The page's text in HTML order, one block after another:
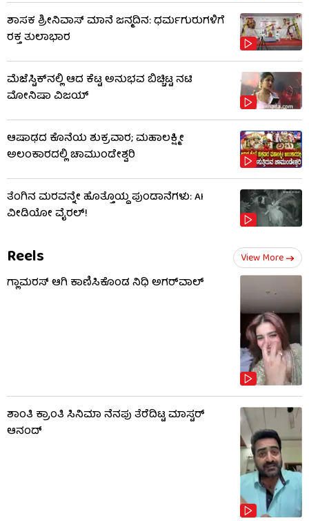
ಶಾಸಕ ಶ್ರೀನಿವಾಸ್ ಮಾನೆ ಜನ್ಮದಿನ: ಧರ್ಮಗುರುಗಳಿಗೆ
ರಕ್ತ ತುಲಾಭಾರ
ಮೆಜೆಸ್ಟಿಕ್​​ನಲ್ಲಿ ಆದ ಕೆಟ್ಟ ಅನುಭವ ಬಿಚ್ಚಿಟ್ಟ ನಟಿ
ಮೋನಿಷಾ ವಿಜಯ್
ಆಷಾಢದ ಕೊನೆಯ ಶುಕ್ರವಾರ; ಮಹಾಲಕ್ಷ್ಮೀ
ಅಲಂಕಾರದಲ್ಲಿ ಚಾಮುಂಡೇಶ್ವರಿ
ತೆಂಗಿನ ಮರವನ್ನೇ ಹೊತ್ತೊಯ್ದ ಪುಂಡಾನೆಗಳು: AI
ವೀಡಿಯೋ ವೈರಲ್!
Reels View More
ಗ್ಲಾಮರಸ್ ಆಗಿ ಕಾಣಿಸಿಕೊಂಡ ನಿಧಿ ಅಗರ್​​ವಾಲ್
ಶಾಂತಿ ಕ್ರಾಂತಿ ಸಿನಿಮಾ ನೆನಪು ತೆರೆದಿಟ್ಟ ಮಾಸ್ಟರ್
ಆನಂದ್